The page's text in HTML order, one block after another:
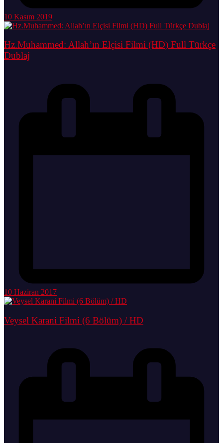
10 Kasım 2019
Hz.Muhammed: Allah’ın Elçisi Filmi (HD) Full Türkçe
Dublaj
10 Haziran 2017
Veysel Karani Filmi (6 Bölüm) / HD